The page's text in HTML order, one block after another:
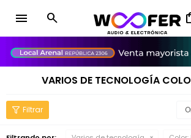
menu
VARIOS DE TECNOLOGÍA
close